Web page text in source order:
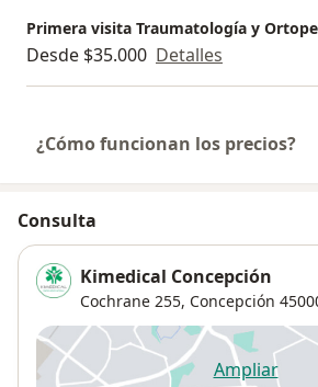
Primera visita Traumatología y
Desde $35.000 Detalles
¿Cómo funcionan los precios?
Consulta
Kimedical Concepción
Cochrane 255, Concepción
Ampliar
se abre